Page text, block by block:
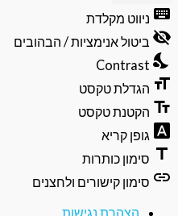
וסגירה
של
תפריט
הנגישות
ניווט מקלדת
ביטול אנימציות / הבהובים
Contrast
הגדלת טקסט
הקטנת טקסט
גופן קריא
סימון כותרות
סימון קישורים ולחצנים
הצהרת נגישות